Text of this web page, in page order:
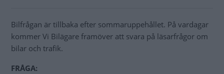
Bilfrågan är tillbaka efter sommaruppehållet. På vardagar
kommer Vi Bilägare framöver att svara på läsarfrågor om
bilar och trafik.
FRÅGA: